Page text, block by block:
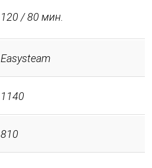
120 / 80 мин.
Easysteam
1140
810